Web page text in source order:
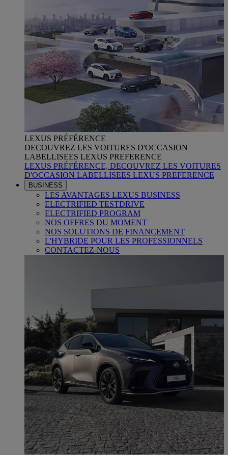
LEXUS PRÉFÉRENCE
DECOUVREZ LES VOITURES D'OCCASION
LABELLISEES LEXUS PREFERENCE
LEXUS PRÉFÉRENCE, DECOUVREZ LES VOITURES
D'OCCASION LABELLISEES LEXUS PREFERENCE
BUSINESS
LES AVANTAGES LEXUS BUSINESS
ELECTRIFIED TESTDRIVE
ELECTRIFIED PROGRAM
NOS OFFRES DU MOMENT
NOS SOLUTIONS DE FINANCEMENT
L'HYBRIDE POUR LES PROFESSIONNELS
CONTACTEZ-NOUS